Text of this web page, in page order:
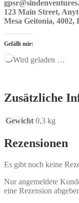
123 Main Street,
Mesa Geitonia, 4002,
Gefällt mir:
Wird geladen …
Zusätzliche
Gewicht 0,3 kg
Rezensionen
Es gibt noch keine
Nur angemeldete
eine Rezension